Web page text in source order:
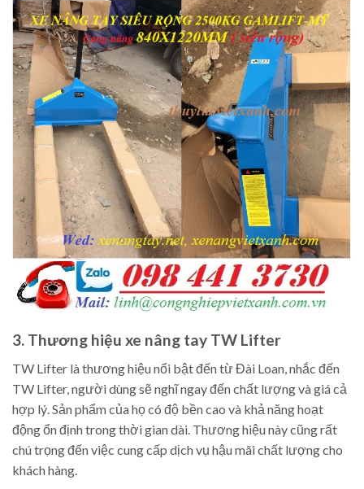
3. Thương hiệu xe nâng tay TW Lifter
TW Lifter là thương hiệu nổi bật đến từ Đài Loan, nhắc đến
TW Lifter, người dùng sẽ nghĩ ngay đến chất lượng và giá cả
hợp lý. Sản phẩm của họ có độ bền cao và khả năng hoạt
động ổn định trong thời gian dài. Thương hiệu này cũng rất
chú trọng đến việc cung cấp dịch vụ hậu mãi chất lượng cho
khách hàng.